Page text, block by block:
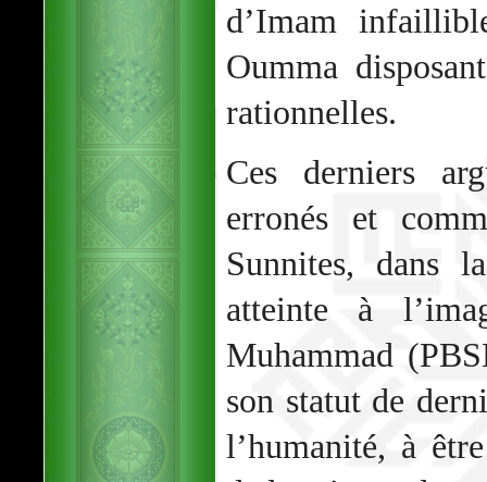
d’Imam
Oumma
rationnelles.
Ces derniers
erronés et
Sunnites, dans
atteinte à
Muhammad
son statut de
l’humanité, à